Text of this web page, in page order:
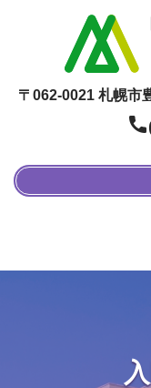
〒062-0021 札幌市